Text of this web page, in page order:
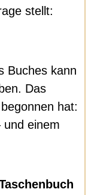
stellt:
Buches kann
Das
hat:
und einem